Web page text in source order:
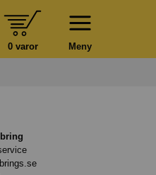
Meny
0 varor